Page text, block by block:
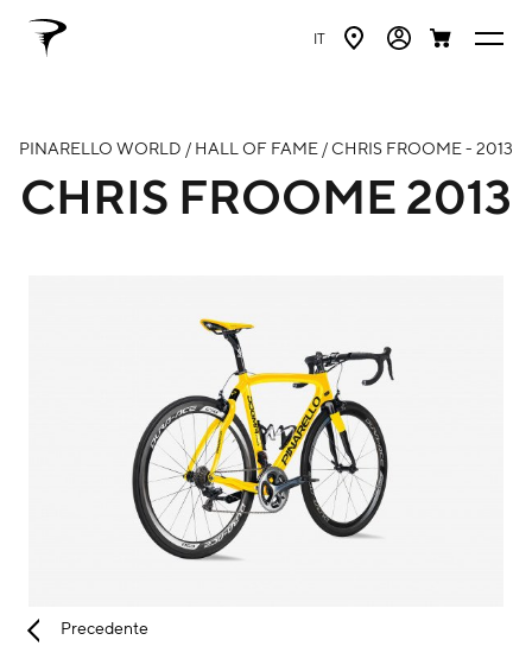
IT
PINARELLO WORLD / HALL OF FAME / CHRIS FROOME - 2013
CHRIS FROOME2013
Precedente